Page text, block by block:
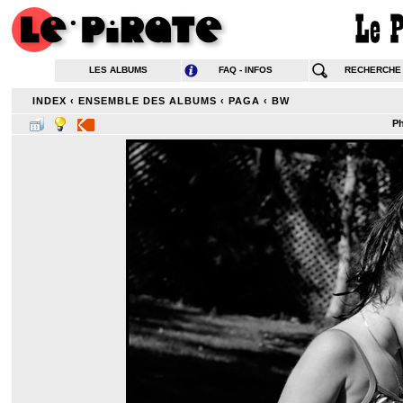
LES ALBUMS FAQ - INFOS RECHERCHE
INDEX ‹ ENSEMBLE DES ALBUMS ‹ PAGA ‹ BW